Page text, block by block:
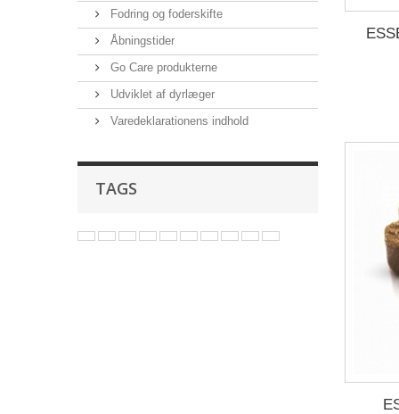
Fodring og foderskifte
Åbningstider
Go Care produkterne
Udviklet af dyrlæger
Varedeklarationens indhold
TAGS